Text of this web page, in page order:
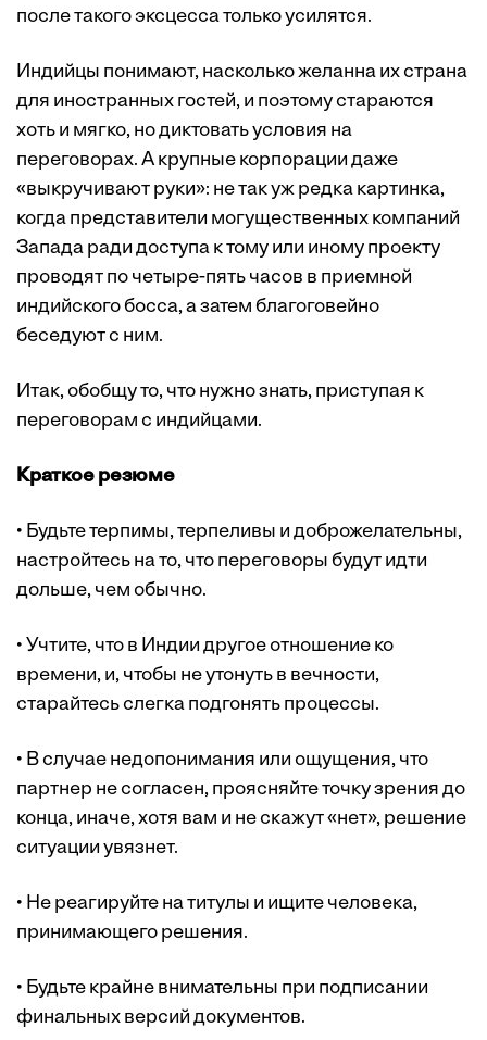
после такого эксцесса только усилятся.
Индийцы понимают, насколько желанна их страна
для иностранных гостей, и поэтому стараются
хоть и мягко, но диктовать условия на
переговорах. А крупные корпорации даже
«выкручивают руки»: не так уж редка картинка,
когда представители могущественных компаний
Запада ради доступа к тому или иному проекту
проводят по четыре-пять часов в приемной
индийского босса, а затем благоговейно
беседуют с ним.
Итак, обобщу то, что нужно знать, приступая к
переговорам с индийцами.
Краткое резюме
• Будьте терпимы, терпеливы и доброжелательны,
настройтесь на то, что переговоры будут идти
дольше, чем обычно.
• Учтите, что в Индии другое отношение ко
времени, и, чтобы не утонуть в вечности,
старайтесь слегка подгонять процессы.
• В случае недопонимания или ощущения, что
партнер не согласен, проясняйте точку зрения до
конца, иначе, хотя вам и не скажут «нет», решение
ситуации увязнет.
• Не реагируйте на титулы и ищите человека,
принимающего решения.
• Будьте крайне внимательны при подписании
финальных версий документов.